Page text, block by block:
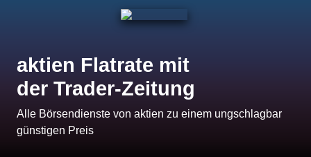
aktien Flatrate mit
der Trader-Zeitung
Alle Börsendienste von aktien zu einem ungschlagbar
günstigen Preis